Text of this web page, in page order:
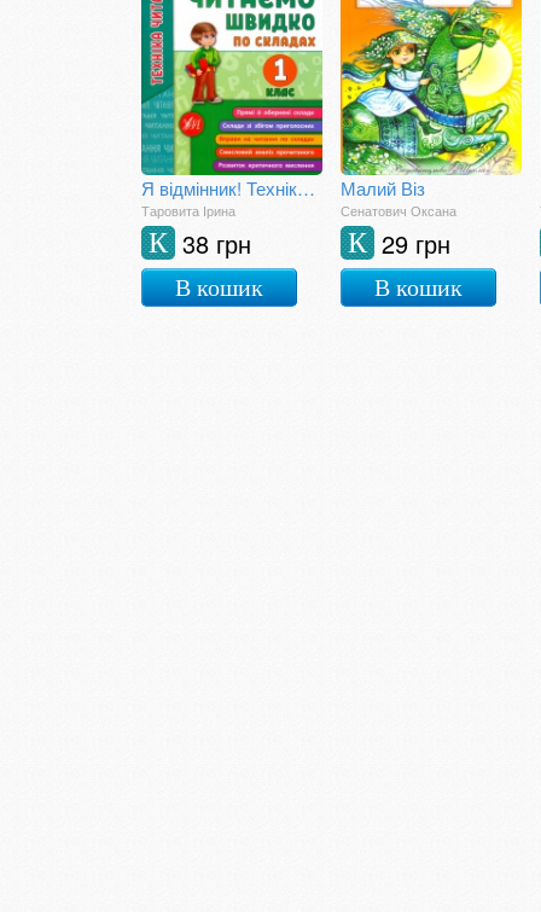
Я відмінник! Техніка читання. Читаємо швидко по складах. 1 клас
Таровита Ірина
38 грн
К
В кошик
Малий Віз
Сенатович Оксана
29 грн
К
В кошик